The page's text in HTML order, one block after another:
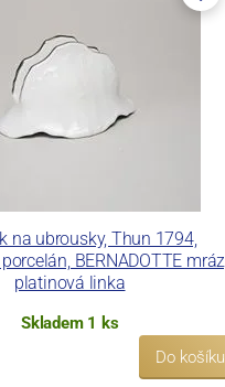
na ubrousky, Thun 1794,
BERNADOTTE mráz,
platinová linka
Skladem 1 ks
Do košíku